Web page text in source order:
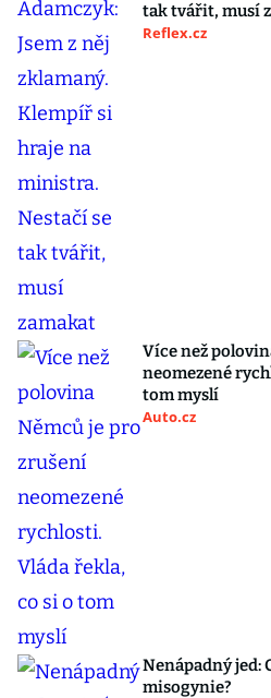
tak tvářit, musí
Reflex.cz
Více než
neomezené
tom myslí
Auto.cz
Nenápadný jed:
misogynie?